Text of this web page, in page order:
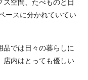
ースに分かれていてい
品では日々の暮らしに
店内はとっても優しい